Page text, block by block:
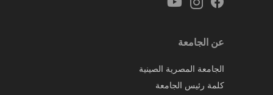
عن الجامعة
الجامعة المصرية الصينية
كلمة رئيس الجامعة